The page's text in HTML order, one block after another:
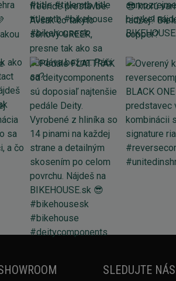
SLEDUJTE NÁS